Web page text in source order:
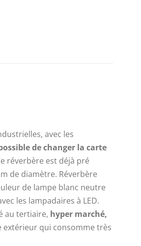
avec les
de changer la carte
réverbère est déjà pré
de diamètre. Réverbère
de lampe blanc neutre
les lampadaires à LED.
au tertiaire, hyper marché,
extérieur qui consomme très